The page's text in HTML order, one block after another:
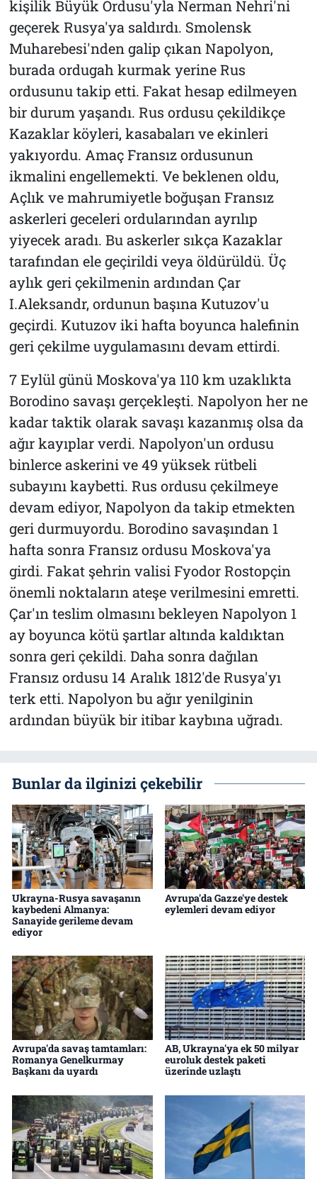
kişilik Büyük Ordusu'yla Nerman Nehri'ni
geçerek Rusya'ya saldırdı. Smolensk
Muharebesi'nden galip çıkan Napolyon,
burada ordugah kurmak yerine Rus
ordusunu takip etti. Fakat hesap edilmeyen
bir durum yaşandı. Rus ordusu çekildikçe
Kazaklar köyleri, kasabaları ve ekinleri
yakıyordu. Amaç Fransız ordusunun
ikmalini engellemekti. Ve beklenen oldu,
Açlık ve mahrumiyetle boğuşan Fransız
askerleri geceleri ordularından ayrılıp
yiyecek aradı. Bu askerler sıkça Kazaklar
tarafından ele geçirildi veya öldürüldü. Üç
aylık geri çekilmenin ardından Çar
I.Aleksandr, ordunun başına Kutuzov'u
geçirdi. Kutuzov iki hafta boyunca halefinin
geri çekilme uygulamasını devam ettirdi.
7 Eylül günü Moskova'ya 110 km uzaklıkta
Borodino savaşı gerçekleşti. Napolyon her ne
kadar taktik olarak savaşı kazanmış olsa da
ağır kayıplar verdi. Napolyon'un ordusu
binlerce askerini ve 49 yüksek rütbeli
subayını kaybetti. Rus ordusu çekilmeye
devam ediyor, Napolyon da takip etmekten
geri durmuyordu. Borodino savaşından 1
hafta sonra Fransız ordusu Moskova'ya
girdi. Fakat şehrin valisi Fyodor Rostopçin
önemli noktaların ateşe verilmesini emretti.
Çar'ın teslim olmasını bekleyen Napolyon 1
ay boyunca kötü şartlar altında kaldıktan
sonra geri çekildi. Daha sonra dağılan
Fransız ordusu 14 Aralık 1812'de Rusya'yı
terk etti. Napolyon bu ağır yenilginin
ardından büyük bir itibar kaybına uğradı.
Bunlar da ilginizi çekebilir
Ukrayna-Rusya savaşanın
kaybedeni Almanya:
Sanayide gerileme devam
ediyor
Avrupa'da Gazze'ye destek
eylemleri devam ediyor
Avrupa'da savaş tamtamları:
Romanya Genelkurmay
Başkanı da uyardı
AB, Ukrayna'ya ek 50 milyar
euroluk destek paketi
üzerinde uzlaştı